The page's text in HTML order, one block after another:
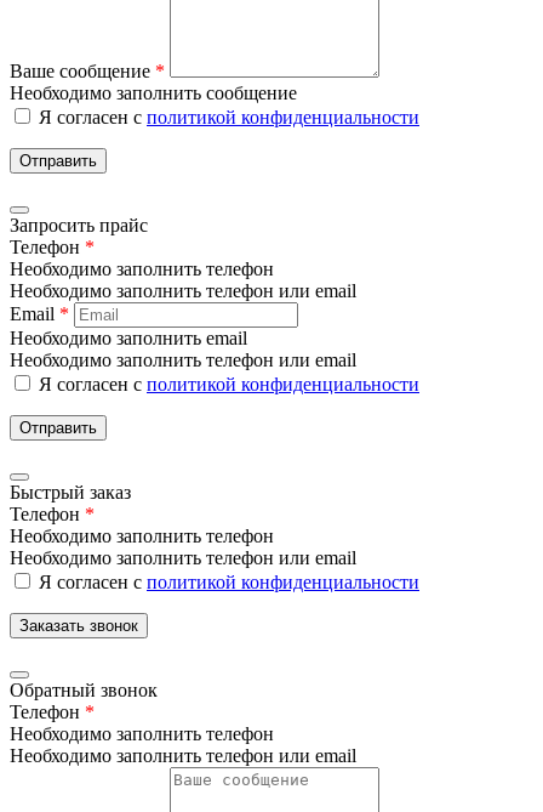
Ваше сообщение *
Необходимо заполнить сообщение
Я согласен с политикой конфиденциальности
Отправить
Запросить прайс
Телефон *
Необходимо заполнить телефон
Необходимо заполнить телефон или email
Email *
Необходимо заполнить email
Необходимо заполнить телефон или email
Я согласен с политикой конфиденциальности
Отправить
Быстрый заказ
Телефон *
Необходимо заполнить телефон
Необходимо заполнить телефон или email
Я согласен с политикой конфиденциальности
Заказать звонок
Обратный звонок
Телефон *
Необходимо заполнить телефон
Необходимо заполнить телефон или email